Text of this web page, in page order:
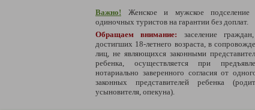
Важно! Женское и мужское подселение
одиночных туристов на гарантии без доплат.
Обращаем внимание: заселение
достигших 18-летнего возраста, в
лиц, не являющихся законными
ребенка, осуществляется при
нотариально заверенного согласия от
законных представителей ребенка
усыновителя, опекуна).